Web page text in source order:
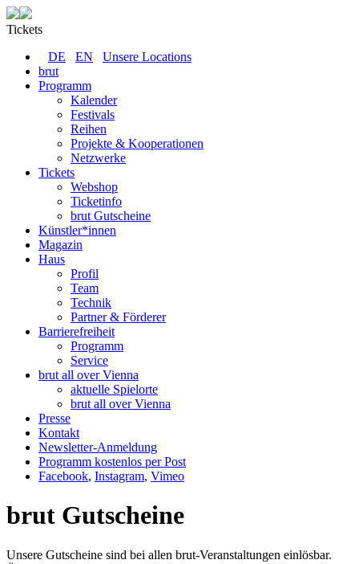
Tickets
DE
EN
Unsere Locations
brut
Programm
Kalender
Festivals
Reihen
Projekte & Kooperationen
Netzwerke
Tickets
Webshop
Ticketinfo
brut Gutscheine
Künstler*innen
Magazin
Haus
Profil
Team
Technik
Partner & Förderer
Barrierefreiheit
Programm
Service
brut all over Vienna
aktuelle Spielorte
brut all over Vienna
Presse
Kontakt
Newsletter-Anmeldung
Programm kostenlos per Post
Facebook, Instagram, Vimeo
brut Gutscheine
Unsere Gutscheine sind bei allen brut-Veranstaltungen einlösbar.